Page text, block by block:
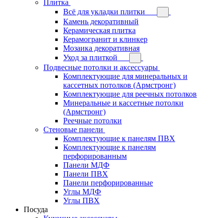
Плитка
Всё для укладки плитки
Камень декоративный
Керамическая плитка
Керамогранит и клинкер
Мозаика декоративная
Уход за плиткой
Подвесные потолки и аксессуары
Комплектующие для минеральных и
кассетных потолков (Армстронг)
Комплектующие для реечных потолков
Минеральные и кассетные потолки
(Армстронг)
Реечные потолки
Стеновые панели
Комплектующие к панелям ПВХ
Комплектующие к панелям
перфорированным
Панели МДФ
Панели ПВХ
Панели перфорированные
Углы МДФ
Углы ПВХ
Посуда